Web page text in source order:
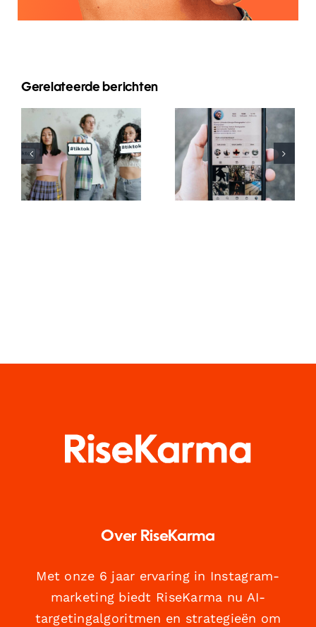
Gerelateerde berichten
Die besten
TikTok-
Schriftgeneratoren
für kreative
Bildunterschriften
Plattformen
zum Planen
von
Beiträgen
auf
mehreren
Over RiseKarma
Met onze 6 jaar ervaring in Instagram-
marketing biedt RiseKarma nu AI-
targetingalgoritmen en strategieën om